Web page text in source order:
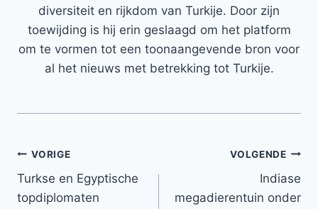
diversiteit en rijkdom van Turkije. Door zijn
toewijding is hij erin geslaagd om het platform
om te vormen tot een toonaangevende bron voor
al het nieuws met betrekking tot Turkije.
Bericht
navigatie
VORIGE
Turkse en Egyptische
topdiplomaten
VOLGENDE
Indiase
megadierentuin onder